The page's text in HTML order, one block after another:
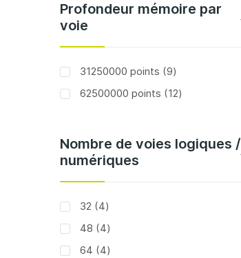
Profondeur mémoire par
voie
31250000 points 9articles
62500000 points
12articles
Nombre de voies logiques /
numériques
32 4articles
48
4articles
64
4articles